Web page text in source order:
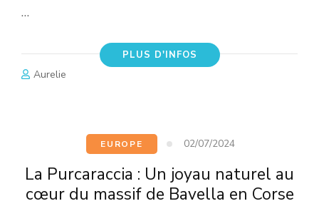
…
PLUS D'INFOS
Aurelie
EUROPE 02/07/2024
La Purcaraccia : Un joyau naturel au
cœur du massif de Bavella en Corse